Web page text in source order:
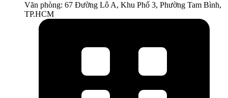
Văn phòng: 67 Đường Lô A, Khu Phố 3, Phường Tam Bình,
TP.HCM